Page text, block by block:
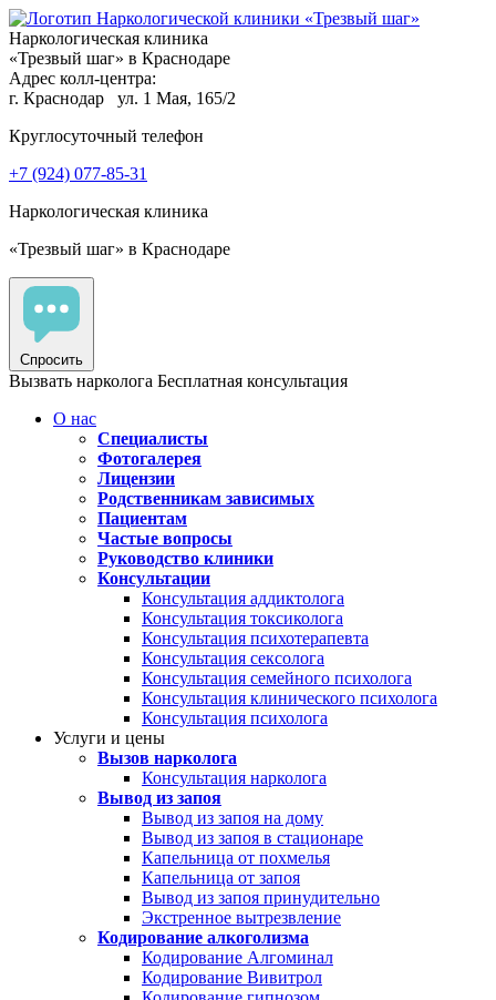
Наркологическая клиника
«Трезвый шаг» в Краснодаре
Адрес колл-центра:
г. Краснодар
ул. 1 Мая, 165/2
Круглосуточный телефон
+7 (924) 077-85-31
Наркологическая клиника
«Трезвый шаг» в Краснодаре
Спросить
Вызвать нарколога Бесплатная консультация
О нас
Специалисты
Фотогалерея
Лицензии
Родственникам зависимых
Пациентам
Частые вопросы
Руководство клиники
Консультации
Консультация аддиктолога
Консультация токсиколога
Консультация психотерапевта
Консультация сексолога
Консультация семейного психолога
Консультация клинического психолога
Консультация психолога
Услуги и цены
Вызов нарколога
Консультация нарколога
Вывод из запоя
Вывод из запоя на дому
Вывод из запоя в стационаре
Капельница от похмелья
Капельница от запоя
Вывод из запоя принудительно
Экстренное вытрезвление
Кодирование алкоголизма
Кодирование Алгоминал
Кодирование Вивитрол